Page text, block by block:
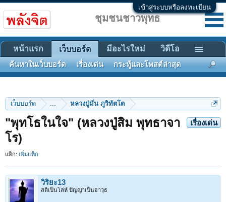
เข้าสู่ระบบหรือลงทะเบียน
เว็บบอร์ด ... หลวงปู่มั่น ภูริทัตโต
เรื่องเด่น
"พุทโธในใจ" (หลวงปู่สิม พุทธาจา
โร)
แท็ก: เพิ่มแท็ก
วิริยะ13
สติเป็นโล่ห์ ปัญญาเป็นอาวุธ
ชุมชนชาวพุทธ
หน้าแรก เว็บบอร์ด
ค้นหาในเว็บบอร์ด เรื่องเด่น กระทู้และโพสต์ล่าสุด
มีอะไรใหม่ วิดีโอ